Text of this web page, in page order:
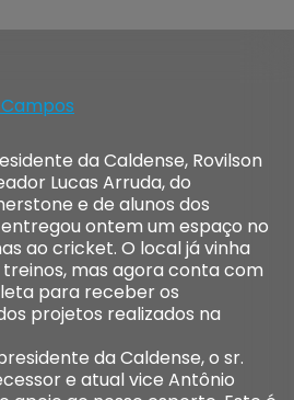
da Caldense, Rovilson
Lucas Arruda, do
e de alunos dos
ontem um espaço no
ao cricket. O local já vinha
mas agora conta com
para receber os
projetos realizados na
da Caldense, o sr.
e atual vice Antônio